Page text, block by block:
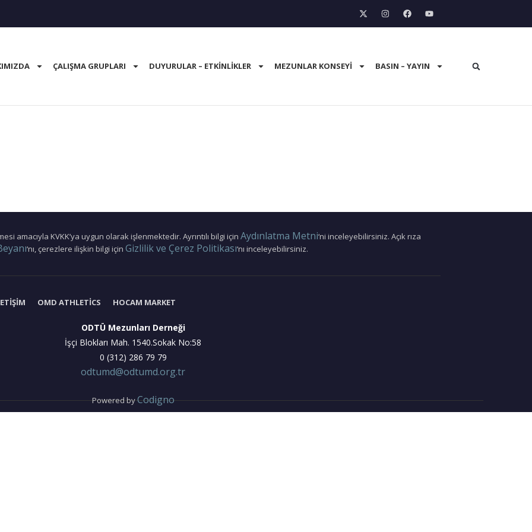
ÇALIŞMA GRUPLARI DUYURULAR – ETKINLIKLER MEZUNLAR KONSEYI BASIN – YAYIN
amacıyla KVKK’ya uygun olarak işlenmektedir. Ayrıntılı bilgi için Aydınlatma Metni‘ni inceleyebilirsiniz. Açık rıza
‘nı, çerezlere ilişkin bilgi için Gizlilik ve Çerez Politikası‘nı inceleyebilirsiniz.
OMD ATHLETICS HOCAM MARKET
ODTÜ Mezunları Derneği
İşçi Blokları Mah. 1540.Sokak No:58
0 (312) 286 79 79
odtumd@odtumd.org.tr
Powered byCodigno